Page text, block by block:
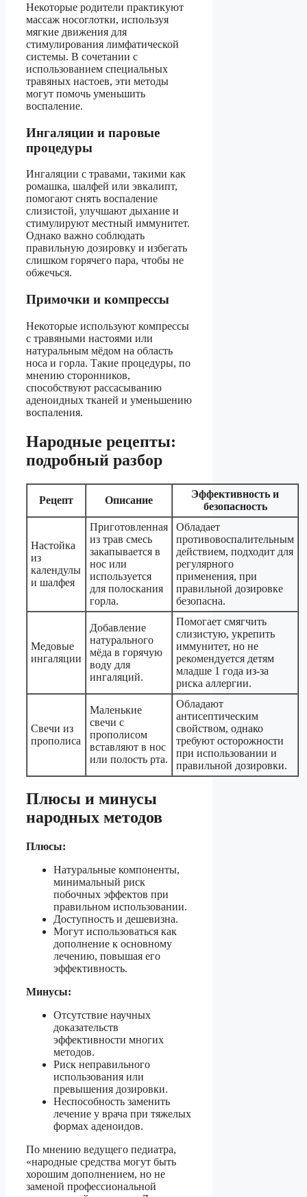
Некоторые родители практикуют
массаж носоглотки, используя
мягкие движения для
стимулирования лимфатической
системы. В сочетании с
использованием специальных
травяных настоев, эти методы
могут помочь уменьшить
воспаление.
Ингаляции и паровые
процедуры
Ингаляции с травами, такими как
ромашка, шалфей или эвкалипт,
помогают снять воспаление
слизистой, улучшают дыхание и
стимулируют местный иммунитет.
Однако важно соблюдать
правильную дозировку и избегать
слишком горячего пара, чтобы не
обжечься.
Примочки и компрессы
Некоторые используют компрессы
с травяными настоями или
натуральным мёдом на область
носа и горла. Такие процедуры, по
мнению сторонников,
способствуют рассасыванию
аденоидных тканей и уменьшению
воспаления.
Народные рецепты:
подробный разбор
Рецепт Описание
Эффективность и
безопасность
Настойка
из
календулы
и шалфея
Приготовленная
из трав смесь
закапывается в
нос или
используется
для полоскания
горла.
Обладает
противовоспалительным
действием, подходит для
регулярного
применения, при
правильной дозировке
безопасна.
Медовые
ингаляции
Добавление
натурального
мёда в горячую
воду для
ингаляций.
Помогает смягчить
слизистую, укрепить
иммунитет, но не
рекомендуется детям
младше 1 года из-за
риска аллергии.
Свечи из
прополиса
Маленькие
свечи с
прополисом
вставляют в нос
или полость рта.
Обладают
антисептическим
свойством, однако
требуют осторожности
при использовании и
правильной дозировки.
Плюсы и минусы
народных методов
Плюсы:
Натуральные компоненты,
минимальный риск
побочных эффектов при
правильном использовании.
Доступность и дешевизна.
Могут использоваться как
дополнение к основному
лечению, повышая его
эффективность.
Минусы:
Отсутствие научных
доказательств
эффективности многих
методов.
Риск неправильного
использования или
превышения дозировки.
Неспособность заменить
лечение у врача при тяжелых
формах аденоидов.
По мнению ведущего педиатра,
«народные средства могут быть
хорошим дополнением, но не
заменой профессиональной